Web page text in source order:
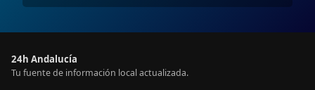
24h Andalucía
Tu fuente de información local actualizada.